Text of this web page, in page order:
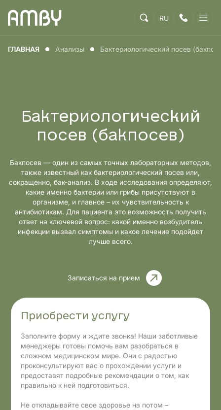
RU
ГЛАВНАЯ Анализы Бактериологический посев
Бактериологический
посев (бакпосев)
Бакпосев — один из самых точных лабораторных методов,
также известный как бактериологический посев или,
сокращенно, бак-анализ. В ходе исследования определяют,
какие именно бактерии или грибы присутствуют в
организме, и главное – их чувствительность к
антибиотикам. Для пациента это возможность получить
ответ на ключевой вопрос: какой именно возбудитель
инфекции вызвал симптомы и какое лечение подойдет
лучше всего.
Записаться на прием
Приобрести услугу
Заполните форму и ждите звонка! Наши заботливые
менеджеры готовы помочь вам разобраться в
сложном медицинском мире. Они с радостью
проконсультируют вас о прохождении услуги и
предоставят подробные рекомендации о том, как
правильно к ней подготовиться.
Не откладывайте свое здоровье на потом –